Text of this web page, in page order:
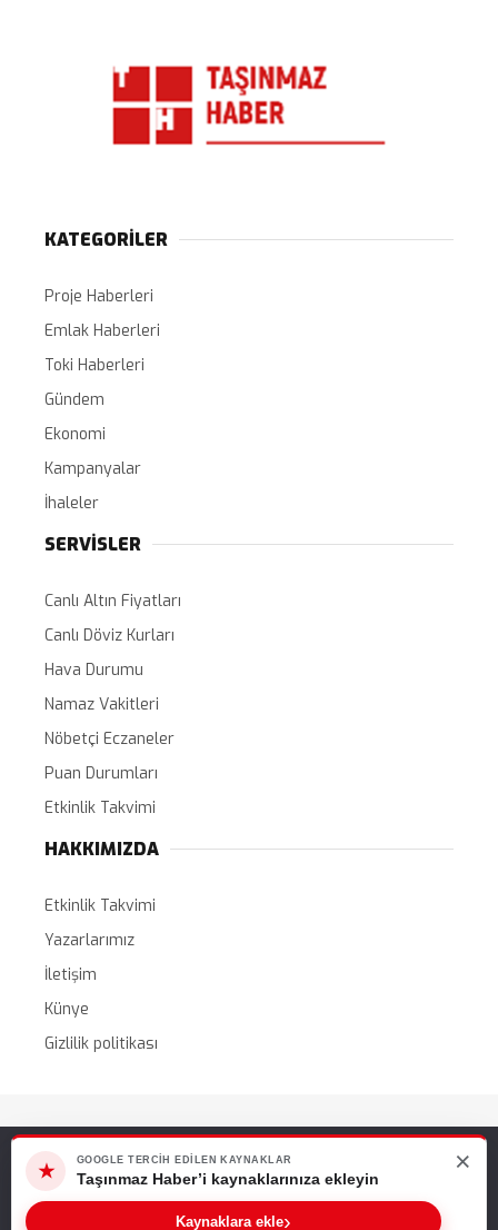
KATEGORİLER
Proje Haberleri
Emlak Haberleri
Toki Haberleri
Gündem
Ekonomi
Kampanyalar
İhaleler
SERVİSLER
Canlı Altın Fiyatları
Canlı Döviz Kurları
Hava Durumu
Namaz Vakitleri
Nöbetçi Eczaneler
Puan Durumları
Etkinlik Takvimi
HAKKIMIZDA
Etkinlik Takvimi
Yazarlarımız
İletişim
Künye
Gizlilik politikası
Tüm Hakları Saklıdır. |WordPress Haber Teması
Web sitemizde size en iyi deneyimi sunabilmemiz için çerezleri
kullanıyoruz. Bu siteyi kullanmaya devam ederseniz, bunu kabul
ettiğinizi varsayarız.
★
GOOGLE TERCIH EDILEN KAYNAKLAR
Taşınmaz Haber’i kaynaklarınıza ekleyin
Kaynaklara ekle›
×